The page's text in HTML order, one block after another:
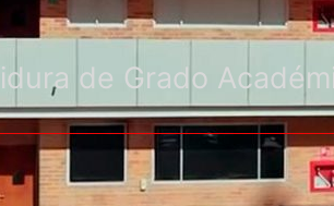
de Grado